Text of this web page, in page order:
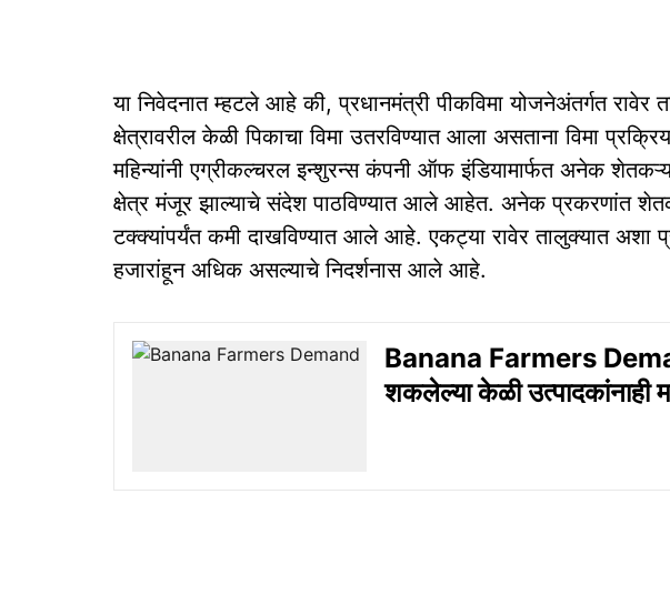
या निवेदनात म्हटले आहे की, प्रधानमंत्री पीकविमा योजनेअंतर्गत रावेर
क्षेत्रावरील केळी पिकाचा विमा उतरविण्यात आला असताना विमा
महिन्यांनी एग्रीकल्चरल इन्शुरन्स कंपनी ऑफ इंडियामार्फत अनेक
क्षेत्र मंजूर झाल्याचे संदेश पाठविण्यात आले आहेत. अनेक प्रकरणांत
टक्क्यांपर्यंत कमी दाखविण्यात आले आहे. एकट्या रावेर तालुक्यात अशा
हजारांहून अधिक असल्याचे निदर्शनास आले आहे.
Banana Farmers
शकलेल्या केळी उत्पादकांनाही